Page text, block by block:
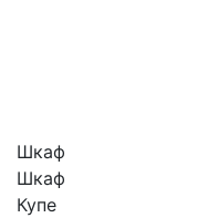
Шкаф
Шкаф
Купе